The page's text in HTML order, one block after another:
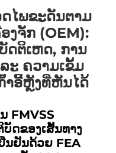
ໄພຂະດັນຕາມ
ງຈັກ (OEM):
ດຕິເຫດ, ການ
ະ ຄວາມເຂັ້ມ
າອີ້ຫຼັງທີ່ຫັນໄດ້
FMVSS
ດຂອງເສັ້ນທາງ
ຢັນດ້ວຍ FEA